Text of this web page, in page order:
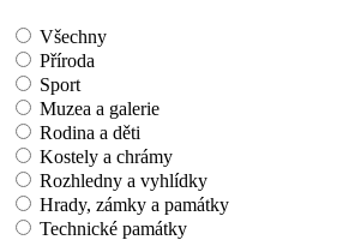
Všechny
Příroda
Sport
Muzea a galerie
Rodina a děti
Kostely a chrámy
Rozhledny a vyhlídky
Hrady, zámky a památky
Technické památky